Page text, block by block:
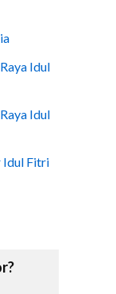
Idul
Idul
Idul Fitri